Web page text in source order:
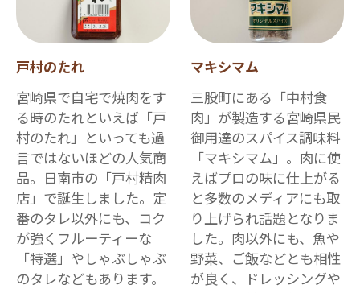
戸村のたれ
宮崎県で自宅で焼肉をす
る時のたれといえば「戸
村のたれ」といっても過
言ではないほどの人気商
品。日南市の「戸村精肉
店」で誕生しました。定
番のタレ以外にも、コク
が強くフルーティーな
「特選」やしゃぶしゃぶ
のタレなどもあります。
マキシマム
三股町にある「中村食
肉」が製造する宮崎県民
御用達のスパイス調味料
「マキシマム」。肉に使
えばプロの味に仕上がる
と多数のメディアにも取
り上げられ話題となりま
した。肉以外にも、魚や
野菜、ご飯などとも相性
が良く、ドレッシングや